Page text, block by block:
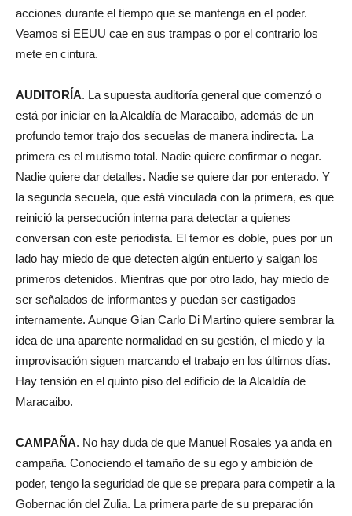
acciones durante el tiempo que se mantenga en el poder.
Veamos si EEUU cae en sus trampas o por el contrario los
mete en cintura.
AUDITORÍA. La supuesta auditoría general que comenzó o
está por iniciar en la Alcaldía de Maracaibo, además de un
profundo temor trajo dos secuelas de manera indirecta. La
primera es el mutismo total. Nadie quiere confirmar o negar.
Nadie quiere dar detalles. Nadie se quiere dar por enterado. Y
la segunda secuela, que está vinculada con la primera, es que
reinició la persecución interna para detectar a quienes
conversan con este periodista. El temor es doble, pues por un
lado hay miedo de que detecten algún entuerto y salgan los
primeros detenidos. Mientras que por otro lado, hay miedo de
ser señalados de informantes y puedan ser castigados
internamente. Aunque Gian Carlo Di Martino quiere sembrar la
idea de una aparente normalidad en su gestión, el miedo y la
improvisación siguen marcando el trabajo en los últimos días.
Hay tensión en el quinto piso del edificio de la Alcaldía de
Maracaibo.
CAMPAÑA. No hay duda de que Manuel Rosales ya anda en
campaña. Conociendo el tamaño de su ego y ambición de
poder, tengo la seguridad de que se prepara para competir a la
Gobernación del Zulia. La primera parte de su preparación